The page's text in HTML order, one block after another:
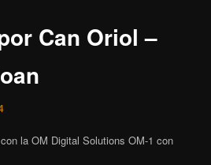
Can Oriol –
la OM Digital Solutions OM-1 con